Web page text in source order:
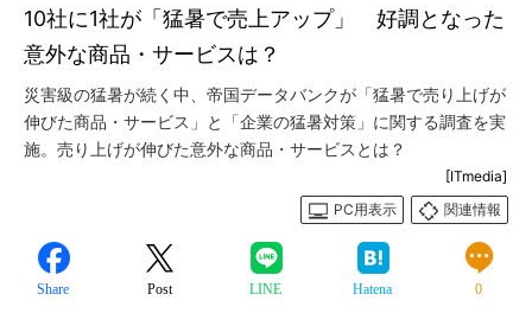
10社に1社が「猛暑で売上アップ」 好調となった
意外な商品・サービスは？
災害級の猛暑が続く中、帝国データバンクが「猛暑で売り上げが
伸びた商品・サービス」と「企業の猛暑対策」に関する調査を実
施。売り上げが伸びた意外な商品・サービスとは？
[ITmedia]
PC用表示
関連情報
Share Post LINE Hatena 0